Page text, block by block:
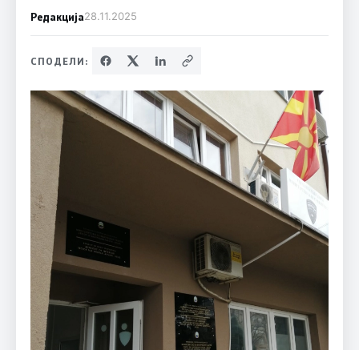
Редакција28.11.2025
СПОДЕЛИ: